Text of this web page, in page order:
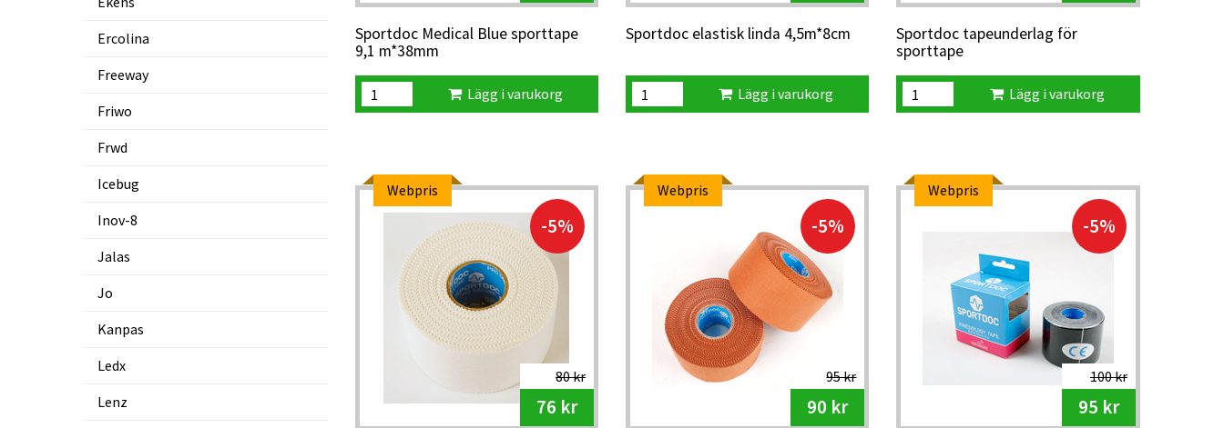
Ercolina
Freeway
Friwo
Frwd
Icebug
Inov-8
Jalas
Jo
Kanpas
Ledx
Lenz
Sportdoc Medical Blue sporttape
9,1 m*38mm
Lägg i varukorg
Sportdoc elastisk linda 4,5m*8cm
Lägg i varukorg
Sportdoc tapeunderlag för
sporttape
Lägg i varukorg
Webpris
-5%
80 kr
76 kr
Webpris
-5%
95 kr
90 kr
Webpris
-5%
100 kr
95 kr